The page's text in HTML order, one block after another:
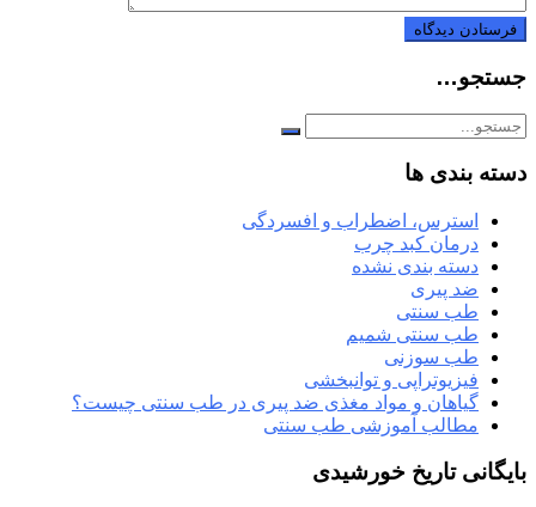
جستجو…
دسته بندی ها
استرس، اضطراب و افسردگی
درمان کبد چرب
دسته بندی نشده
ضد پیری
طب سنتی
طب سنتی شمیم
طب سوزنی
فیزیوتراپی و توانبخشی
گیاهان و مواد مغذی ضد پیری در طب سنتی چیست؟
مطالب آموزشی طب سنتی
بایگانی تاریخ خورشیدی